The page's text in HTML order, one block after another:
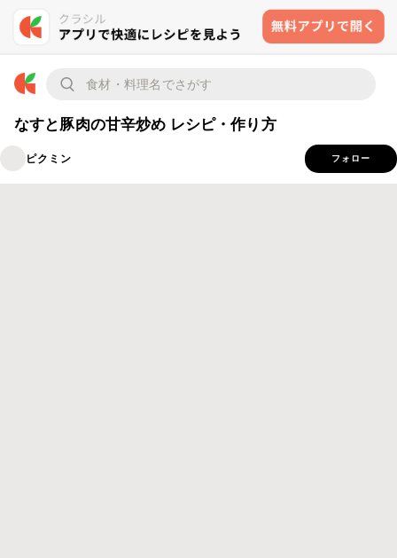
なすと豚肉の甘辛炒め レシピ・作り方
ピクミン フォロー